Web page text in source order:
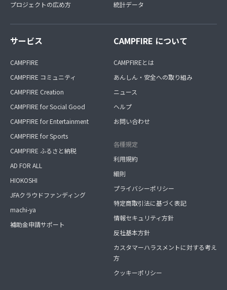
プロジェクトの広め方
統計データ
サービス
CAMPFIRE
CAMPFIRE コミュニティ
CAMPFIRE Creation
CAMPFIRE for Social Good
CAMPFIRE for Entertainment
CAMPFIRE for Sports
CAMPFIRE ふるさと納税
AD FOR ALL
HIOKOSHI
JFAクラウドファンディング
machi-ya
補助金申請サポート
CAMPFIRE について
CAMPFIREとは
あんしん・安全への取り組み
ニュース
ヘルプ
お問い合わせ
各種規定
利用規約
細則
プライバシーポリシー
特定商取引法に基づく表記
情報セキュリティ方針
反社基本方針
カスタマーハラスメントに対する考え
方
クッキーポリシー